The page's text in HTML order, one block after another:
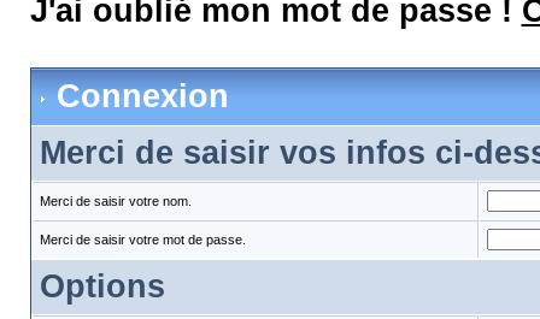
J'ai oublié mon mot de passe !
Connexion
Merci de saisir vos infos ci-
Merci de saisir votre nom.
Merci de saisir votre mot de passe.
Options